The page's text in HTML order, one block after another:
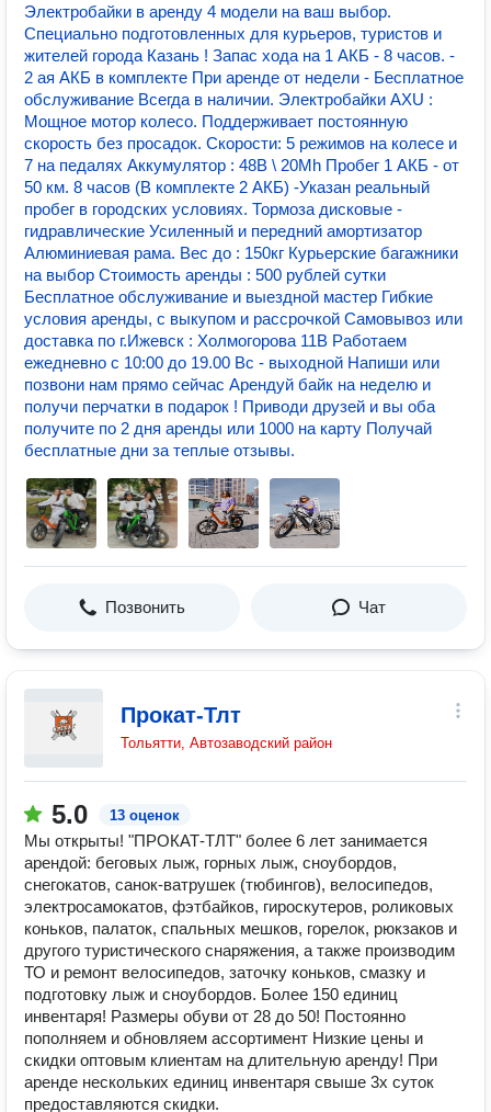
Электробайки в аренду 4 модели на ваш выбор.
Специально подготовленных для курьеров, туристов и
жителей города Казань ! Запас хода на 1 АКБ - 8 часов. -
2 ая АКБ в комплекте При аренде от недели - Бесплатное
обслуживание Всегда в наличии. Электробайки AXU :
Мощное мотор колесо. Поддерживает постоянную
скорость без просадок. Скорости: 5 режимов на колесе и
7 на педалях Аккумулятор : 48В \ 20Mh Пробег 1 АКБ - от
50 км. 8 часов (В комплекте 2 АКБ) -Указан реальный
пробег в городских условиях. Тормоза дисковые -
гидравлические Усиленный и передний амортизатор
Алюминиевая pама. Вec до : 150кг Курьерские багажники
на выбор Стоимость аренды : 500 рублей сутки
Бесплатное обслуживание и выездной мастер Гибкие
условия аренды, с выкупом и рассрочкой Самовывоз или
доставка по г.Ижевск : Холмогорова 11В Работаем
ежедневно с 10:00 до 19.00 Вс - выходной Напиши или
позвони нам прямо сейчас Арендуй байк на неделю и
получи перчатки в подарок ! Приводи друзей и вы оба
получите по 2 дня аренды или 1000 на карту Получай
бесплатные дни за теплые отзывы.
Позвонить Чат
Прокат-Тлт
Тольятти, Автозаводский район
5.0 13 оценок
Мы открыты! "ПРОКАТ-ТЛТ" более 6 лет занимается
арендой: беговых лыж, горных лыж, сноубордов,
снегокатов, санок-ватрушек (тюбингов), велосипедов,
электросамокатов, фэтбайков, гироскутеров, роликовых
коньков, палаток, спальных мешков, горелок, рюкзаков и
другого туристического снаряжения, а также производим
ТО и ремонт велосипедов, заточку коньков, смазку и
подготовку лыж и сноубордов. Более 150 единиц
инвентаря! Размеры обуви от 28 до 50! Постоянно
пополняем и обновляем ассортимент Низкие цены и
скидки оптовым клиентам на длительную аренду! При
аренде нескольких единиц инвентаря свыше 3х суток
предоставляются скидки.